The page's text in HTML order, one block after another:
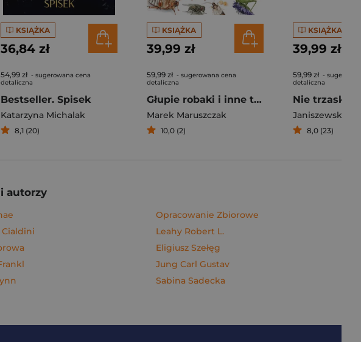
KSIĄŻKA
36,84 zł
54,99 zł - sugerowana cena
detaliczna
Bestseller. Spisek
Katarzyna Michalak
8,1 (20)
KSIĄŻKA
39,99 zł
59,99 zł - sugerowana cena
detaliczna
Głupie robaki i inne takie Polski
Marek Maruszczak
10,0 (2)
KSIĄŻKA
39,99 zł
59,99 zł -
detaliczna
Janiszewska
8,0 (23)
autorzy
Robert B. Cialdini
Opracowanie Zbiorowe
Leahy Robert L.
Eligiusz Szełęg
Jung Carl Gustav
Sabina Sadecka